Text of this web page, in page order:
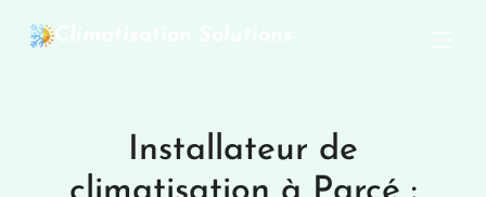
Installateur de